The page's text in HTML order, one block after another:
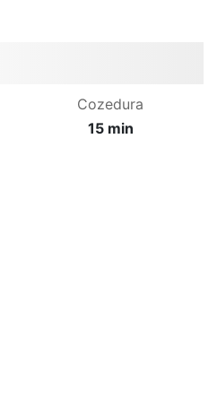
Cozedura
15 min